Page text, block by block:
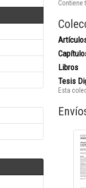
Contiene
Libros
Tesis
Esta